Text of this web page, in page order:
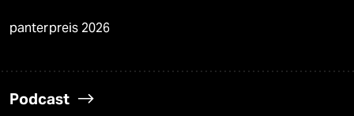
panterpreis 2026
Podcast